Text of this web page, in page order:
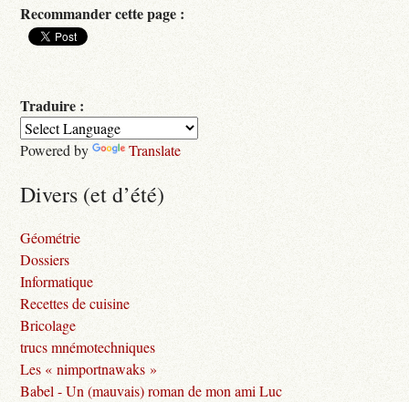
Recommander cette page :
Traduire :
Powered by Translate
Divers (et d’été)
Géométrie
Dossiers
Informatique
Recettes de cuisine
Bricolage
trucs mnémotechniques
Les « nimportnawaks »
Babel - Un (mauvais) roman de mon ami Luc